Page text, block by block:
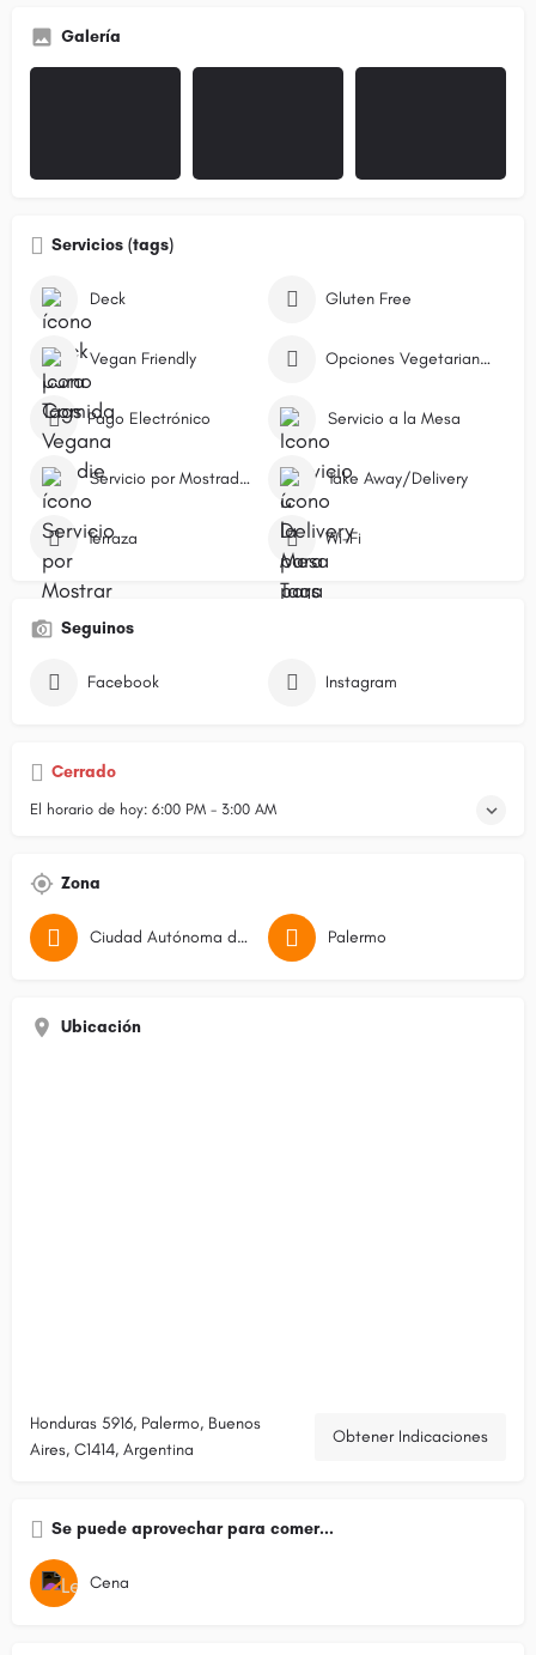
Galería
Servicios (tags)
Deck Gluten Free
Vegan Friendly Opciones Vegetarianas
Pago Electrónico Servicio a la Mesa
Servicio por Mostrador/Caja Take Away/Delivery
Terraza Wi-Fi
Seguinos
Facebook Instagram
Cerrado
El horario de hoy: 6:00 PM - 3:00 AM
Zona
Ciudad Autónoma de Buenos Aires Palermo
Ubicación
Honduras 5916, Palermo, Buenos
Aires, C1414, Argentina
Obtener Indicaciones
Se puede aprovechar para comer...
Cena